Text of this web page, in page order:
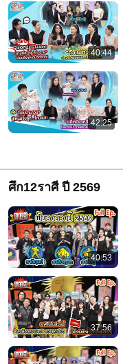
40:44
42:25
ศึก12ราศี ปี 2569
40:53
37:56